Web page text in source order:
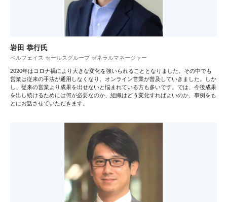
岩田 恭行氏
ベルフェイス セールスグループ ゼネラルマネージャー
2020年はコロナ禍により大きな変化を強いられることとなりました。その中でも
営業は従来の手法が通用しなくなり、オンライン営業が普及していきました。しか
し、従来の営業より成果を出せないと悩まれている方も多いです。では、今後成果
を出し続けるためには何が必要なのか、組織はどう変化すればよいのか、事例をも
とにお話させていただきます。